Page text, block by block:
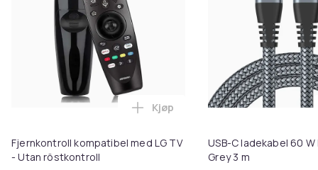
Produktspecifikationer
(erstatningsfjernbetjening)
Fjernkontroll kompatibel med LG TV
- Utan röstkontroll
Legg Fjernkontroll kompatibel
Kjøp
USB-C ladekabel 60
Grey 3 m